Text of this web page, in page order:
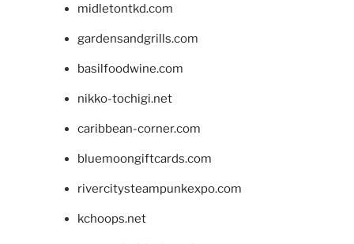
midletontkd.com
gardensandgrills.com
basilfoodwine.com
nikko-tochigi.net
caribbean-corner.com
bluemoongiftcards.com
rivercitysteampunkexpo.com
kchoops.net